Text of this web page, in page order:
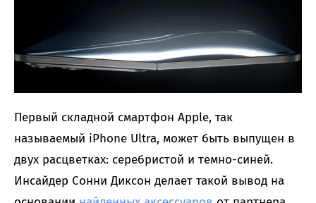
Первый складной смартфон Apple, так
называемый iPhone Ultra, может быть выпущен в
двух расцветках: серебристой и темно-синей.
Инсайдер Сонни Диксон делает такой вывод на